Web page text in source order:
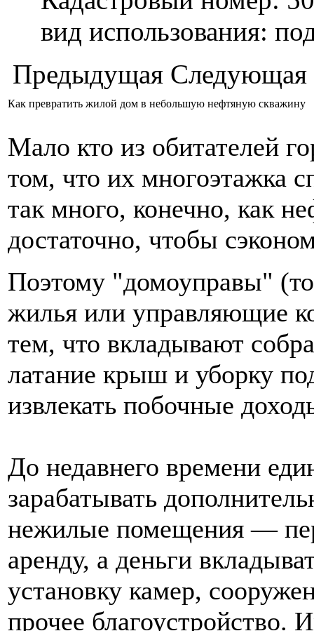
вид использования:
Предыдущая Следующая
Как превратить жилой дом в небольшую нефтяную скважину
Мало кто из обитателей
том, что их многоэтажка
так много, конечно, как
достаточно, чтобы
Поэтому "домоуправы"
жилья или управляющие
тем, что вкладывают
латание крыш и уборку
извлекать побочные
До недавнего времени
зарабатывать
нежилые помещения —
аренду, а деньги
установку камер,
прочее благоустройство.